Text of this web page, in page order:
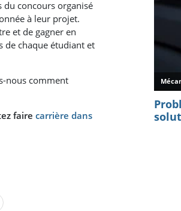
du concours organisé
à leur projet.
et de gagner en
de chaque étudiant et
nous comment
faire carrière dans